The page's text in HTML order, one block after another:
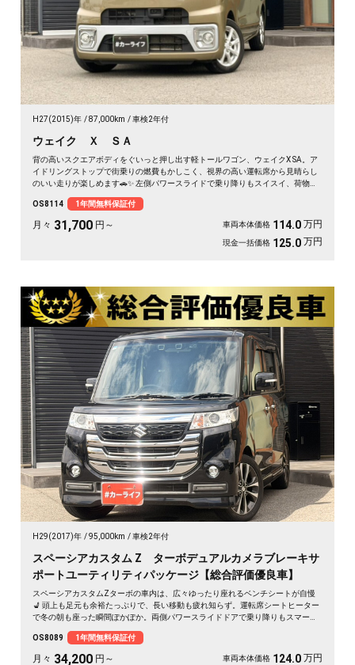
H27(2015)年 87,000km 車検2年付
ウェイク Ｘ ＳＡ
背の高いスクエアボディをぐいっと押し出す軽トールワゴン、ウェイクX SA。ア
イドリングストップで街乗りの燃費もかしこく、視界の高い運転席から見晴らし
のいい走りが楽しめます🚗✨ 左側パワースライドで乗り降りもスイスイ、荷物の
にも通勤の足にもぴったりの一台です。天井の高い車内で、休日のギア積みも余
裕ですよ💫👍《1年保証付》
OS8114 1年間無料保証付
月々 31,700 円～ 車両本体価格 114.0 万円
現金一括価格 125.0 万円
H29(2017)年 95,000km 車検2年付
スペーシアカスタム Z ターボデュアルカメラブレーキサ
ポートユーティリティパッケージ【総合評価優良車】
スペーシアカスタムZターボの車内は、広々ゆったり座れるベンチシートが自慢
💺 頭上も足元も余裕たっぷりで、長い移動も疲れ知らず。運転席シートヒーター
で冬の朝も座った瞬間ぽかぽか。両側パワースライドドアで乗り降りもスマー
の遠出に、心地よい空間が待っています🎵 快適な毎日をこの一台から。《1年保
証付》で安心のカーライフを👍✨
OS8089 1年間無料保証付
月々 34,200 円～ 車両本体価格 124.0 万円